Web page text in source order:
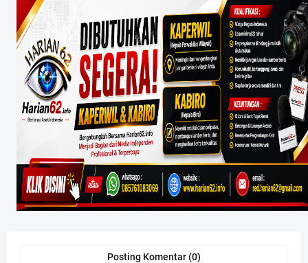
Posting Komentar (0)